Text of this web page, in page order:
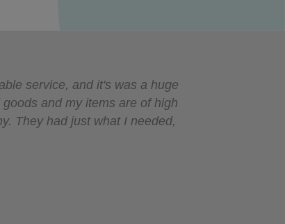
service, and it's was a huge
and my items are of high
They had just what I needed,